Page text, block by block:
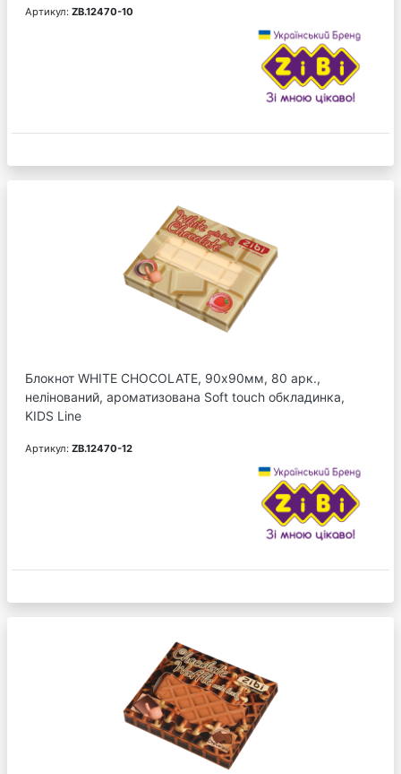
Артикул: ZB.12470-10
Блокнот WHITE CHOCOLATE, 90х90мм, 80 арк.,
нелінований, ароматизована Soft touch обкладинка,
KIDS Line
Артикул: ZB.12470-12